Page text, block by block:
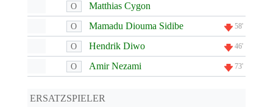
O Matthias Cygon
O Mamadu Diouma Sidibe 58'
O Hendrik Diwo 46'
O Amir Nezami 73'
ERSATZSPIELER